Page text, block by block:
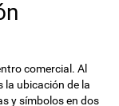
comercial. Al
la ubicación de la
y símbolos en dos